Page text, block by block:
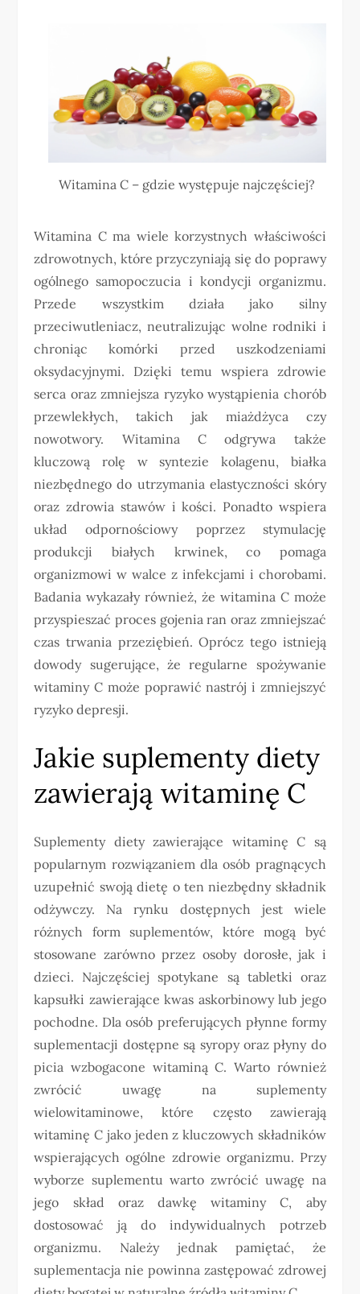
Witamina C – gdzie występuje najczęściej?
Witamina C ma wiele korzystnych właściwości
zdrowotnych, które przyczyniają się do poprawy
ogólnego samopoczucia i kondycji organizmu.
Przede wszystkim działa jako silny
przeciwutleniacz, neutralizując wolne rodniki i
chroniąc komórki przed uszkodzeniami
oksydacyjnymi. Dzięki temu wspiera zdrowie
serca oraz zmniejsza ryzyko wystąpienia chorób
przewlekłych, takich jak miażdżyca czy
nowotwory. Witamina C odgrywa także
kluczową rolę w syntezie kolagenu, białka
niezbędnego do utrzymania elastyczności skóry
oraz zdrowia stawów i kości. Ponadto wspiera
układ odpornościowy poprzez stymulację
produkcji białych krwinek, co pomaga
organizmowi w walce z infekcjami i chorobami.
Badania wykazały również, że witamina C może
przyspieszać proces gojenia ran oraz zmniejszać
czas trwania przeziębień. Oprócz tego istnieją
dowody sugerujące, że regularne spożywanie
witaminy C może poprawić nastrój i zmniejszyć
ryzyko depresji.
Jakie suplementy diety
zawierają witaminę C
Suplementy diety zawierające witaminę C są
popularnym rozwiązaniem dla osób pragnących
uzupełnić swoją dietę o ten niezbędny składnik
odżywczy. Na rynku dostępnych jest wiele
różnych form suplementów, które mogą być
stosowane zarówno przez osoby dorosłe, jak i
dzieci. Najczęściej spotykane są tabletki oraz
kapsułki zawierające kwas askorbinowy lub jego
pochodne. Dla osób preferujących płynne formy
suplementacji dostępne są syropy oraz płyny do
picia wzbogacone witaminą C. Warto również
zwrócić uwagę na suplementy
wielowitaminowe, które często zawierają
witaminę C jako jeden z kluczowych składników
wspierających ogólne zdrowie organizmu. Przy
wyborze suplementu warto zwrócić uwagę na
jego skład oraz dawkę witaminy C, aby
dostosować ją do indywidualnych potrzeb
organizmu. Należy jednak pamiętać, że
suplementacja nie powinna zastępować zdrowej